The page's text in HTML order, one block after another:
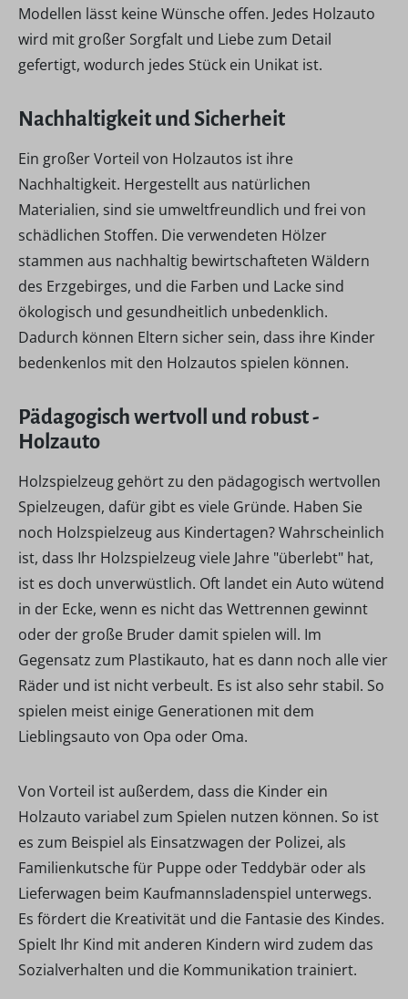
Modellen lässt keine Wünsche offen. Jedes Holzauto
wird mit großer Sorgfalt und Liebe zum Detail
gefertigt, wodurch jedes Stück ein Unikat ist.
Nachhaltigkeit und Sicherheit
Ein großer Vorteil von Holzautos ist ihre
Nachhaltigkeit. Hergestellt aus natürlichen
Materialien, sind sie umweltfreundlich und frei von
schädlichen Stoffen. Die verwendeten Hölzer
stammen aus nachhaltig bewirtschafteten Wäldern
des Erzgebirges, und die Farben und Lacke sind
ökologisch und gesundheitlich unbedenklich.
Dadurch können Eltern sicher sein, dass ihre Kinder
bedenkenlos mit den Holzautos spielen können.
Pädagogisch wertvoll und robust -
Holzauto
Holzspielzeug gehört zu den pädagogisch wertvollen
Spielzeugen, dafür gibt es viele Gründe. Haben Sie
noch Holzspielzeug aus Kindertagen? Wahrscheinlich
ist, dass Ihr Holzspielzeug viele Jahre "überlebt" hat,
ist es doch unverwüstlich. Oft landet ein Auto wütend
in der Ecke, wenn es nicht das Wettrennen gewinnt
oder der große Bruder damit spielen will. Im
Gegensatz zum Plastikauto, hat es dann noch alle vier
Räder und ist nicht verbeult. Es ist also sehr stabil. So
spielen meist einige Generationen mit dem
Lieblingsauto von Opa oder Oma.
Von Vorteil ist außerdem, dass die Kinder ein
Holzauto variabel zum Spielen nutzen können. So ist
es zum Beispiel als Einsatzwagen der Polizei, als
Familienkutsche für Puppe oder Teddybär oder als
Lieferwagen beim Kaufmannsladenspiel unterwegs.
Es fördert die Kreativität und die Fantasie des Kindes.
Spielt Ihr Kind mit anderen Kindern wird zudem das
Sozialverhalten und die Kommunikation trainiert.